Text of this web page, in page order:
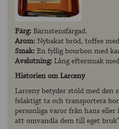
Färg:Bärnstensfärgad.
Arom:Nybakat bröd, toffee
Smak:En fyllig bourbon med
Avslutning:Lång eftersmak
Historien om Larceny
Larceny betyder stöld med den
felaktigt ta och transportera
personliga varor från hans
att omvandla dem till eget